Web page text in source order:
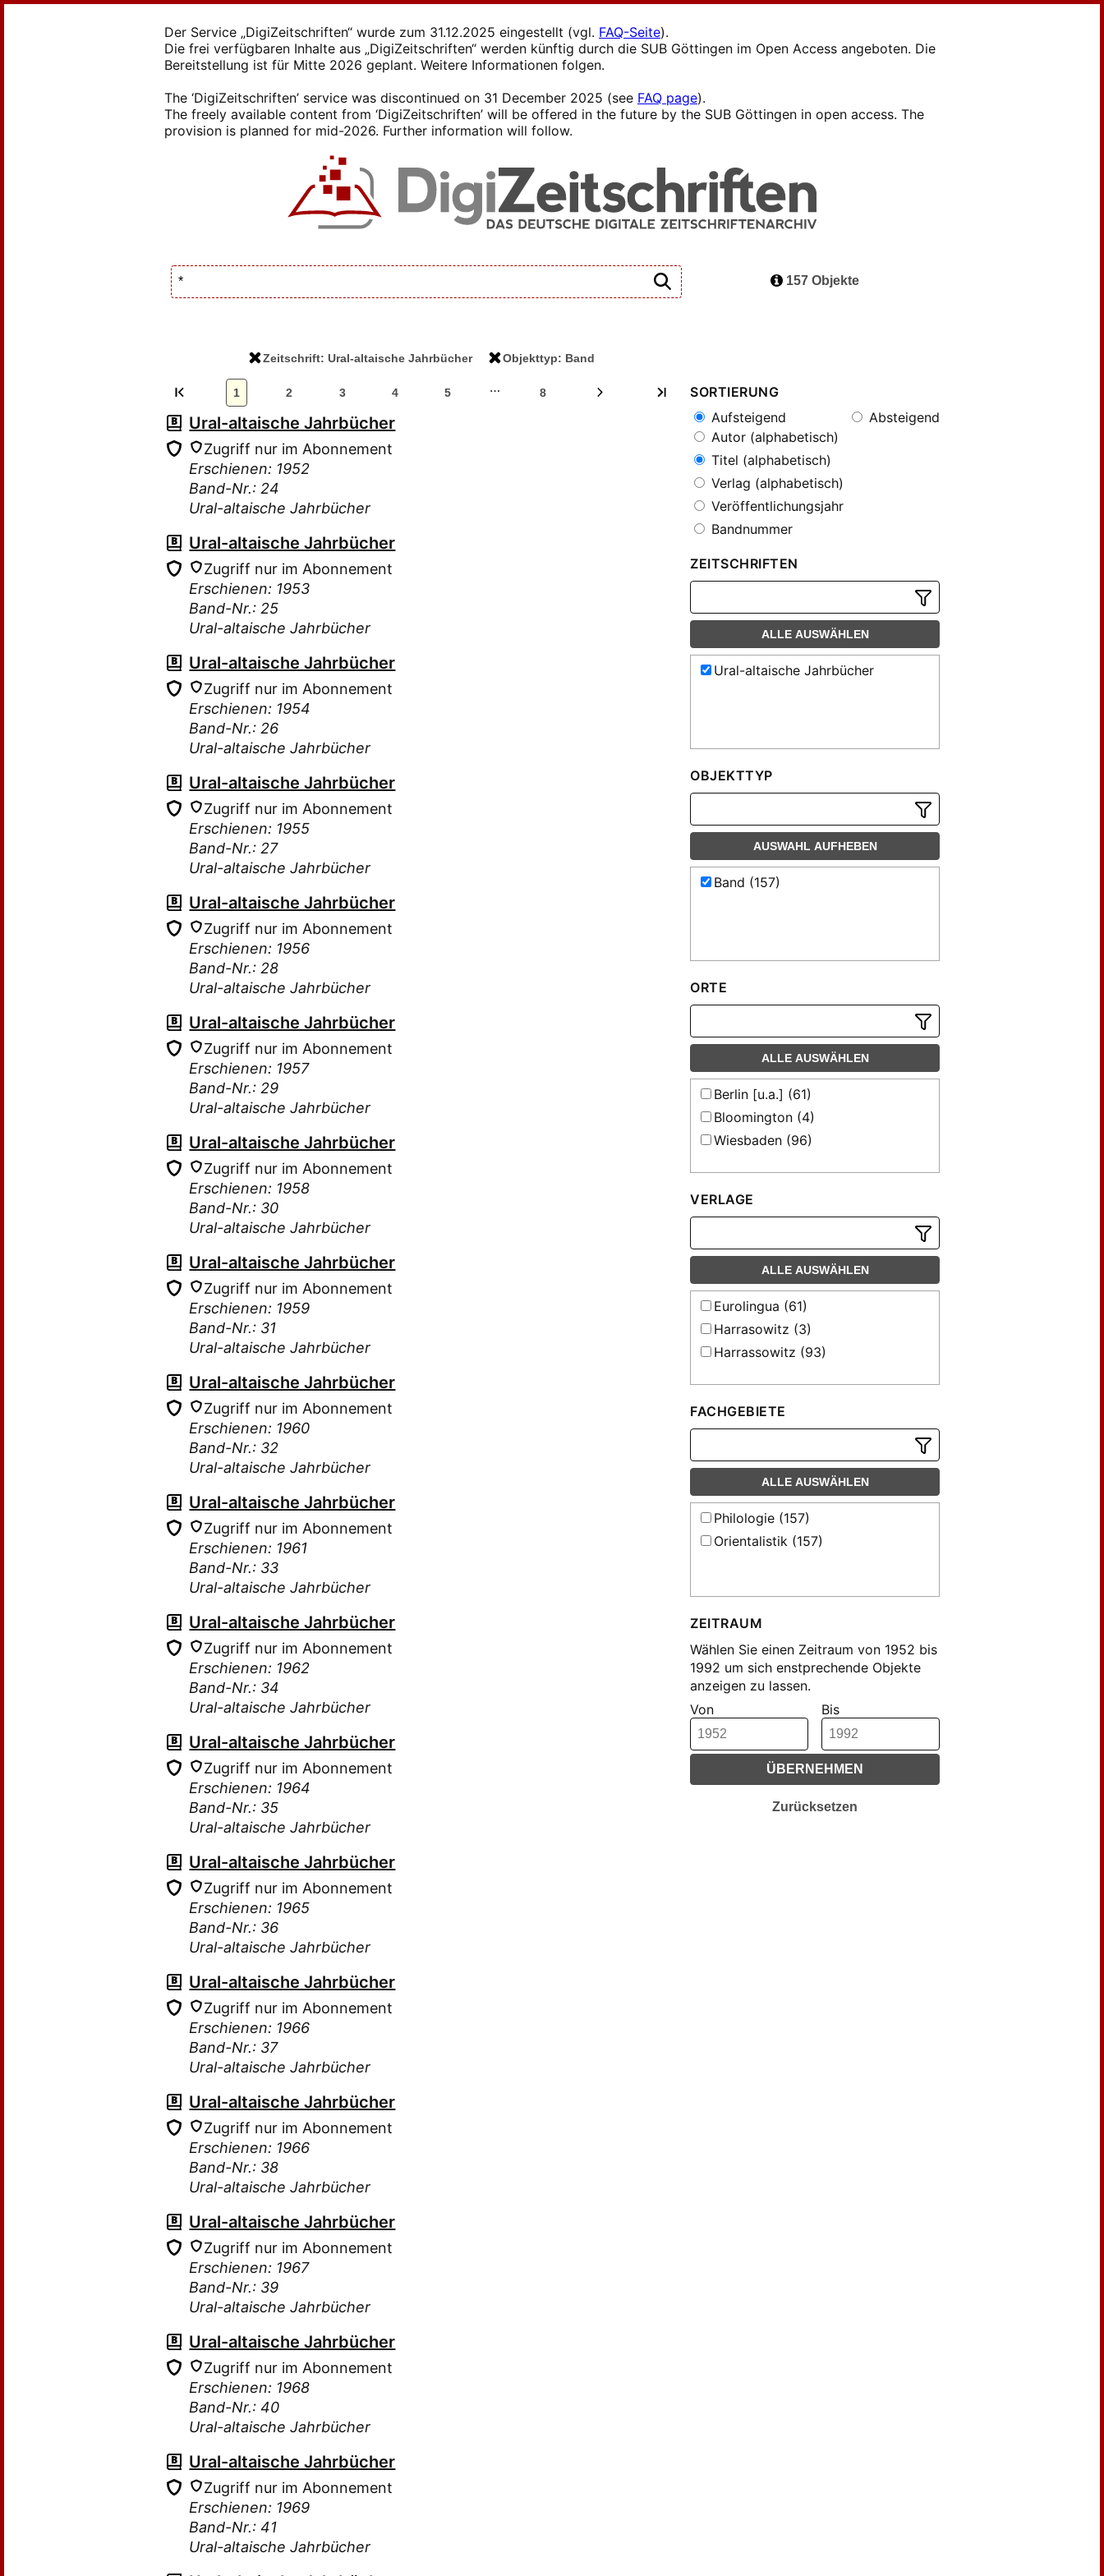
Der Service „DigiZeitschriften“ wurde zum 31.12.2025 eingestellt (vgl. FAQ-Seite).
Die frei verfügbaren Inhalte aus „DigiZeitschriften“ werden künftig durch die SUB Göttingen im Open Access angeboten. Die
Bereitstellung ist für Mitte 2026 geplant. Weitere Informationen folgen.
The ‘DigiZeitschriften’ service was discontinued on 31 December 2025 (see FAQ page).
The freely available content from ‘DigiZeitschriften’ will be offered in the future by the SUB Göttingen in open access. The
provision is planned for mid-2026. Further information will follow.
Zeitschrift: Ural-altaische Jahrbücher Objekttyp: Band
157 Objekte
1 2 3 4 5 … 8
Ural-altaische Jahrbücher
Zugriff nur im Abonnement
Erschienen: 1952
Band-Nr.: 24
Ural-altaische Jahrbücher
Ural-altaische Jahrbücher
Zugriff nur im Abonnement
Erschienen: 1953
Band-Nr.: 25
Ural-altaische Jahrbücher
Ural-altaische Jahrbücher
Zugriff nur im Abonnement
Erschienen: 1954
Band-Nr.: 26
Ural-altaische Jahrbücher
Ural-altaische Jahrbücher
Zugriff nur im Abonnement
Erschienen: 1955
Band-Nr.: 27
Ural-altaische Jahrbücher
Ural-altaische Jahrbücher
Zugriff nur im Abonnement
Erschienen: 1956
Band-Nr.: 28
Ural-altaische Jahrbücher
Ural-altaische Jahrbücher
Zugriff nur im Abonnement
Erschienen: 1957
Band-Nr.: 29
Ural-altaische Jahrbücher
Ural-altaische Jahrbücher
Zugriff nur im Abonnement
Erschienen: 1958
Band-Nr.: 30
Ural-altaische Jahrbücher
Ural-altaische Jahrbücher
Zugriff nur im Abonnement
Erschienen: 1959
Band-Nr.: 31
Ural-altaische Jahrbücher
Ural-altaische Jahrbücher
Zugriff nur im Abonnement
Erschienen: 1960
Band-Nr.: 32
Ural-altaische Jahrbücher
Ural-altaische Jahrbücher
Zugriff nur im Abonnement
Erschienen: 1961
Band-Nr.: 33
Ural-altaische Jahrbücher
Ural-altaische Jahrbücher
Zugriff nur im Abonnement
Erschienen: 1962
Band-Nr.: 34
Ural-altaische Jahrbücher
Ural-altaische Jahrbücher
Zugriff nur im Abonnement
Erschienen: 1964
Band-Nr.: 35
Ural-altaische Jahrbücher
Ural-altaische Jahrbücher
Zugriff nur im Abonnement
Erschienen: 1965
Band-Nr.: 36
Ural-altaische Jahrbücher
Ural-altaische Jahrbücher
Zugriff nur im Abonnement
Erschienen: 1966
Band-Nr.: 37
Ural-altaische Jahrbücher
Ural-altaische Jahrbücher
Zugriff nur im Abonnement
Erschienen: 1966
Band-Nr.: 38
Ural-altaische Jahrbücher
Ural-altaische Jahrbücher
Zugriff nur im Abonnement
Erschienen: 1967
Band-Nr.: 39
Ural-altaische Jahrbücher
Ural-altaische Jahrbücher
Zugriff nur im Abonnement
Erschienen: 1968
Band-Nr.: 40
Ural-altaische Jahrbücher
Ural-altaische Jahrbücher
Zugriff nur im Abonnement
Erschienen: 1969
Band-Nr.: 41
Ural-altaische Jahrbücher
SORTIERUNG
Aufsteigend
Absteigend
Autor (alphabetisch)
Titel (alphabetisch)
Verlag (alphabetisch)
Veröffentlichungsjahr
Bandnummer
ZEITSCHRIFTEN
ALLE AUSWÄHLEN
Ural-altaische Jahrbücher
OBJEKTTYP
AUSWAHL AUFHEBEN
Band (157)
ORTE
ALLE AUSWÄHLEN
Berlin [u.a.] (61)
Bloomington (4)
Wiesbaden (96)
VERLAGE
ALLE AUSWÄHLEN
Eurolingua (61)
Harrasowitz (3)
Harrassowitz (93)
FACHGEBIETE
ALLE AUSWÄHLEN
Philologie (157)
Orientalistik (157)
ZEITRAUM
Wählen Sie einen Zeitraum von 1952 bis
1992 um sich enstprechende Objekte
anzeigen zu lassen.
Von
Bis
ÜBERNEHMEN
Zurücksetzen